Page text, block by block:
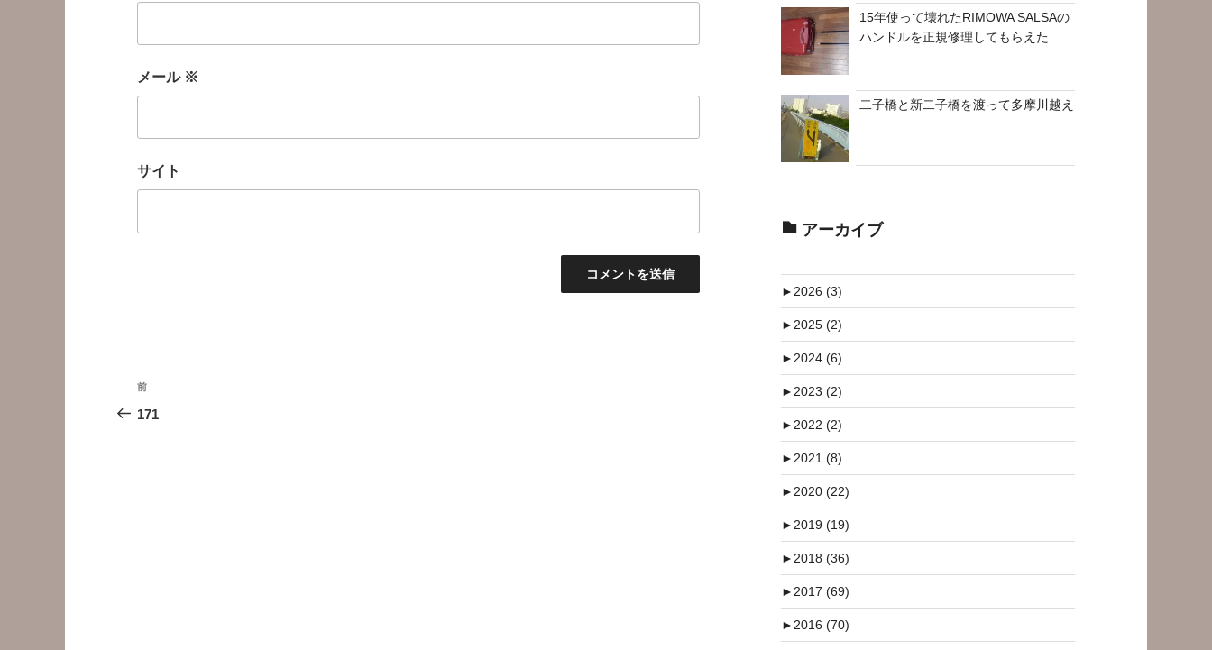
メール ※
サイト
投
稿
前
の
前
171
15年使って壊れたRIMOWA SALSAの
ハンドルを正規修理してもらえた
二子橋と新二子橋を渡って多摩川越え
アーカイブ
►2026 (3)
►2025 (2)
►2024 (6)
►2023 (2)
►2022 (2)
►2021 (8)
►2020 (22)
►2019 (19)
►2018 (36)
►2017 (69)
►2016 (70)